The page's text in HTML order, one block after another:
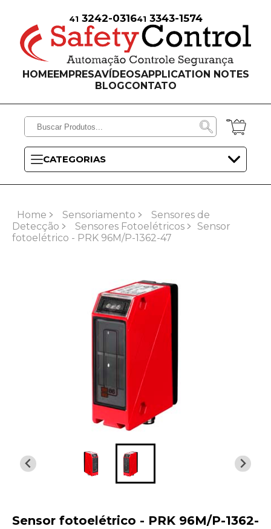
41 3242-031641 3343-1574
HOMEEMPRESAVÍDEOSAPPLICATION NOTES
BLOGCONTATO
CATEGORIAS
Home Sensoriamento
Sensores de
Detecção
Sensores Fotoelétricos
Sensor
fotoelétrico - PRK 96M/P-1362-47
Sensor fotoelétrico - PRK 96M/P-1362-